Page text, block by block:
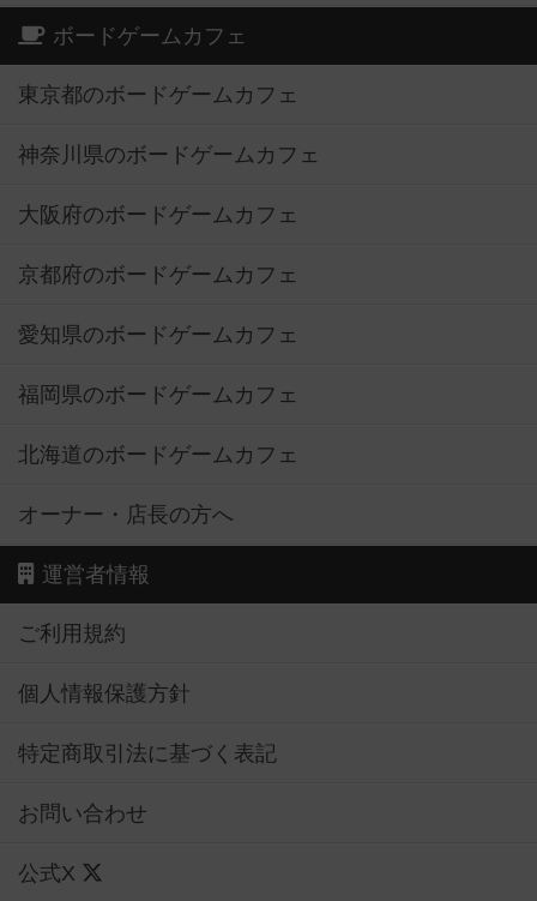
ボードゲームカフェ
東京都のボードゲームカフェ
神奈川県のボードゲームカフェ
大阪府のボードゲームカフェ
京都府のボードゲームカフェ
愛知県のボードゲームカフェ
福岡県のボードゲームカフェ
北海道のボードゲームカフェ
オーナー・店長の方へ
運営者情報
ご利用規約
個人情報保護方針
特定商取引法に基づく表記
お問い合わせ
公式X